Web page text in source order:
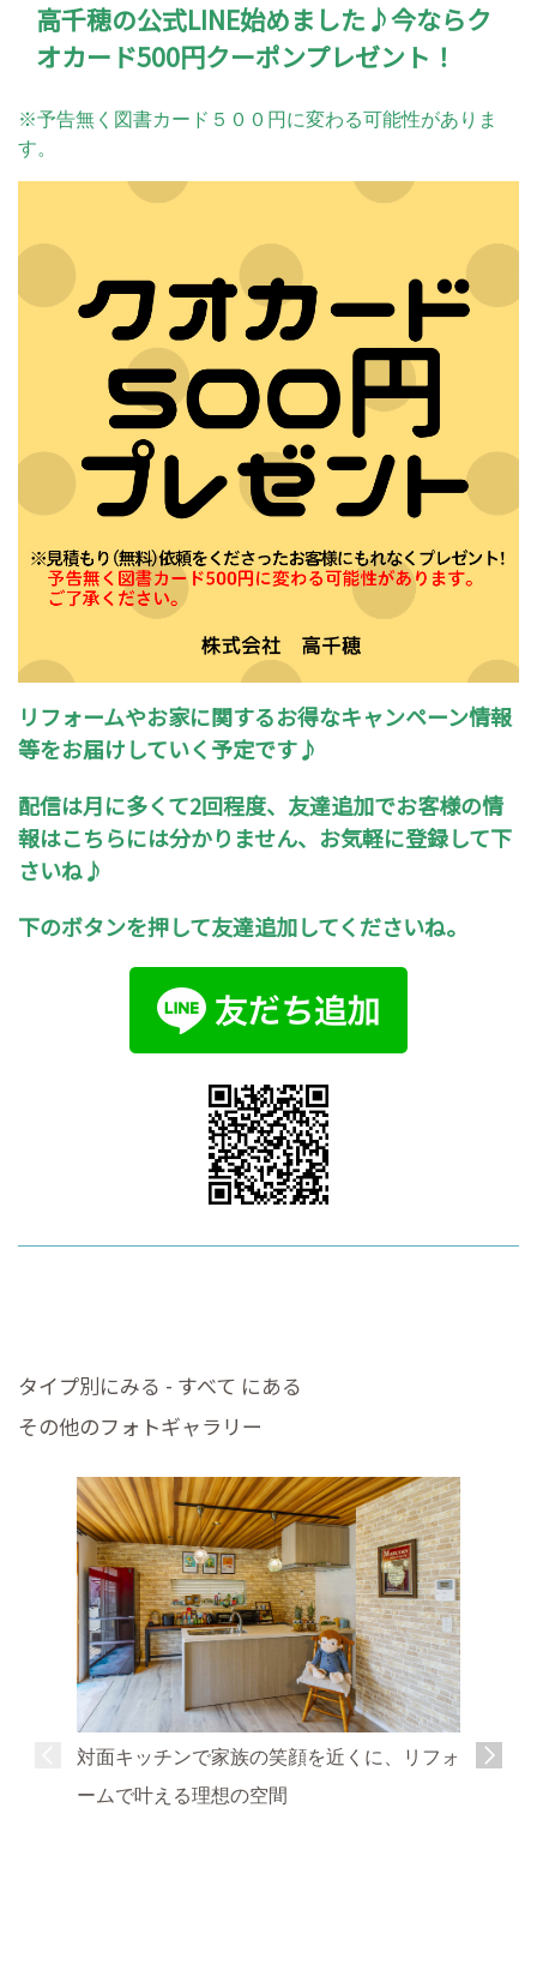
高千穂の公式LINE始めました♪今ならク
オカード500円クーポンプレゼント！
※予告無く図書カード５００円に変わる可能性がありま
す。
リフォームやお家に関するお得なキャンペーン情報
等をお届けしていく予定です♪
配信は月に多くて2回程度、友達追加でお客様の情
報はこちらには分かりません、お気軽に登録して下
さいね♪
下のボタンを押して友達追加してくださいね。
タイプ別にみる - すべて にある
その他のフォトギャラリー
対面キッチンで家族の笑顔を近くに、リフォ
ームで叶える理想の空間